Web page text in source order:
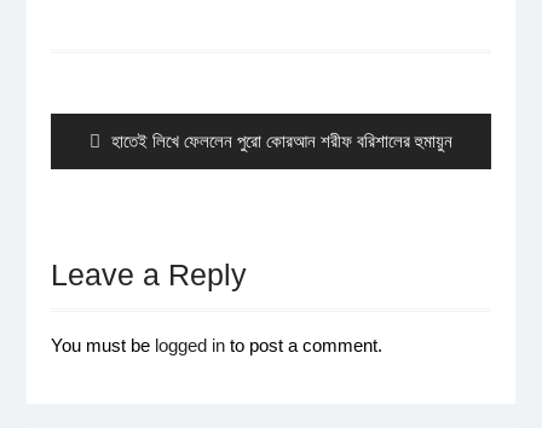
Previous
post:
হাতেই লিখে ফেললেন পুরো কোরআন শরীফ বরিশালের হুমায়ুন
Leave a Reply
You must be logged into post a comment.